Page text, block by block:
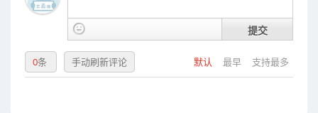
提交
默认 最早 支持最多
0条 手动刷新评论